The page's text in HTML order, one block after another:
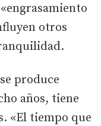
otros
produce
años, tiene
«El tiempo que